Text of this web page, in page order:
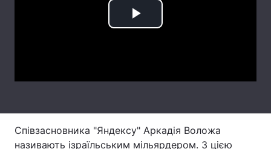
Вакансії
Play
Співзасновника "Яндексу" Аркадія Воложа
називають ізраїльським мільярдером. З цією